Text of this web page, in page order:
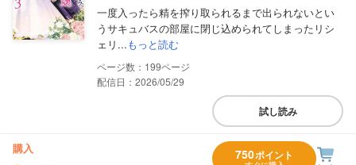
一度入ったら精を搾り取られるまで出られないとい
うサキュバスの部屋に閉じ込められてしまったリシ
ェリ...もっと読む
199
配信日：2026/05/29
試し読み
購入 750ポイント